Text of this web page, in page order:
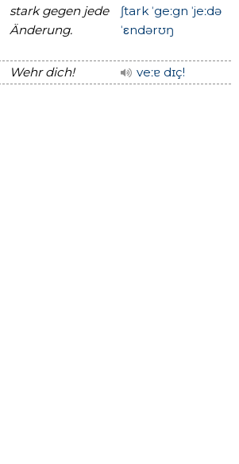
stark gegen jede
Änderung.
ʃtark ˈgeːgn ˈjeːdə
ˈεndərʊŋ
Wehr dich! veːɐ dɪç!